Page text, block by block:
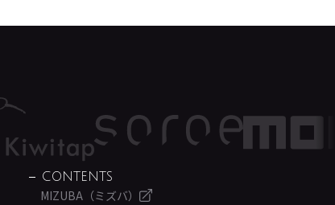
CONTENTS
MIZUBA（ミズバ）